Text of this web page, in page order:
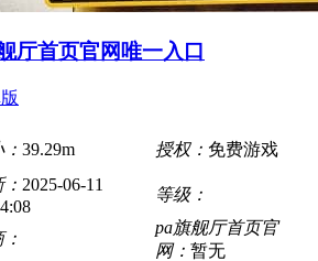
厅首页官网唯一入口
39.29m 授权： 免费游戏
2025-06-11
等级：
pa旗舰厅首页官
网： 暂无